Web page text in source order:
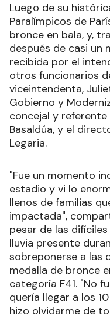
Luego de su
Paralímpicos de
bronce en bala, y,
después de casi un
recibida por el
otros funcionarios
viceintendenta,
Gobierno y
concejal y
Basaldúa, y el
Legaria.
"Fue un momento
estadio y vi lo
llenos de familias
impactada",
pesar de las
lluvia presente
sobreponerse a las
medalla de bronce
categoría F41. "No
quería llegar a los
hizo olvidarme de